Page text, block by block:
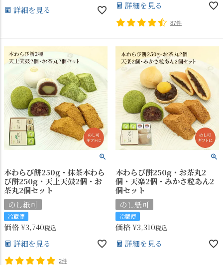
詳細を見る 詳細を見る
87件
本わらび餅250g・抹茶本わら
び餅250g・天上天鼓2個・お
茶丸2個セット
のし紙可
冷蔵便
価格¥3,740税込
詳細を見る
2件
本わらび餅250g・お茶丸2
個・天楽2個・みかさ粒あん2
個セット
のし紙可
冷蔵便
価格¥3,310税込
詳細を見る